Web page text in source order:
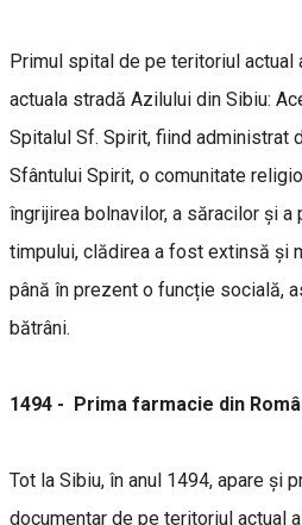
Primul spital de pe teritoriul actual
actuala stradă Azilului din Sibiu:
Spitalul Sf. Spirit, fiind administrat
Sfântului Spirit, o comunitate
îngrijirea bolnavilor, a săracilor și a
timpului, clădirea a fost extinsă și
până în prezent o funcție socială,
bătrâni.
1494 - Prima farmacie din
Tot la Sibiu, în anul 1494, apare și
documentar de pe teritoriul actual